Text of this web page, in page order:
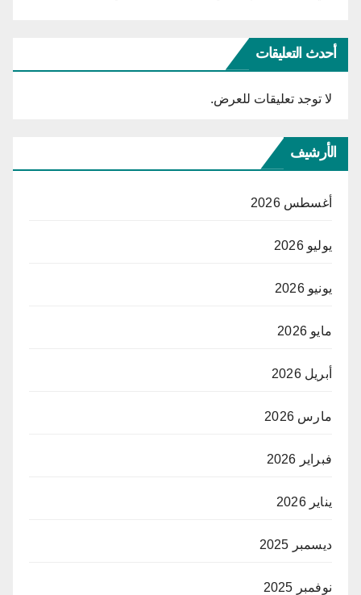
أحدث التعليقات
لا توجد تعليقات للعرض.
الأرشيف
أغسطس 2026
يوليو 2026
يونيو 2026
مايو 2026
أبريل 2026
مارس 2026
فبراير 2026
يناير 2026
ديسمبر 2025
نوفمبر 2025